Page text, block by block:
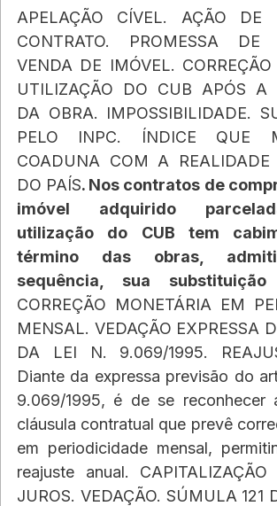
APELAÇÃO CÍVEL. AÇÃO DE
CONTRATO. PROMESSA
VENDA DE IMÓVEL. CORREÇÃO
UTILIZAÇÃO DO CUB APÓS A
DA OBRA. IMPOSSIBILIDADE.
PELO INPC. ÍNDICE QUE
COADUNA COM A REALIDADE
DO PAÍS. Nos contratos de
imóvel adquirido
utilização do CUB tem
término das obras,
sequência, sua
CORREÇÃO MONETÁRIA EM
MENSAL. VEDAÇÃO EXPRESSA
DA LEI N. 9.069/1995.
Diante da expressa previsão do
9.069/1995, é de se reconhecer
cláusula contratual que prevê
em periodicidade mensal,
reajuste anual.
JUROS. VEDAÇÃO. SÚMULA 121